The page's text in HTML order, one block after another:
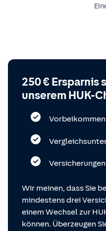
250 € Ersparnis
unserem HUK-
Vorbeikommen
Wir meinen, dass Sie
mindestens drei
einem Wechsel zur
können. Überzeugen